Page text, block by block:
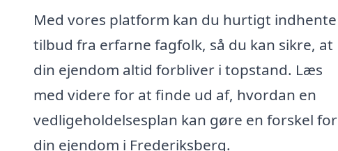
Med vores platform kan du hurtigt indhente
tilbud fra erfarne fagfolk, så du kan sikre, at
din ejendom altid forbliver i topstand. Læs
med videre for at finde ud af, hvordan en
vedligeholdelsesplan kan gøre en forskel for
din ejendom i Frederiksberg.